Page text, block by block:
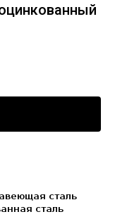
сталь
сталь